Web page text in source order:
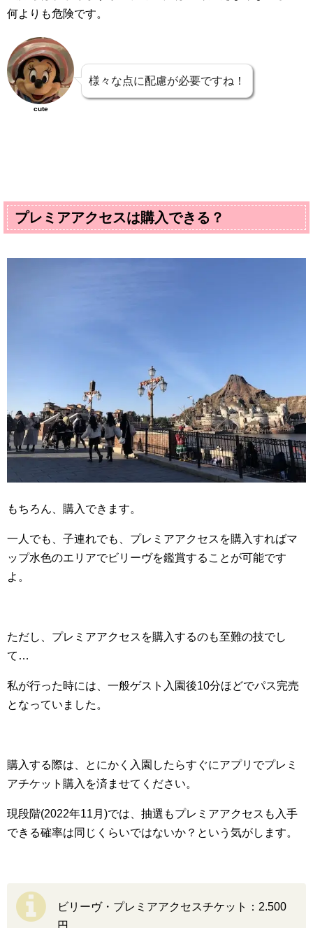
何よりも危険です。
cute
様々な点に配慮が必要ですね！
プレミアアクセスは購入できる？
もちろん、購入できます。
一人でも、子連れでも、プレミアアクセスを購入すればマ
ップ水色のエリアでビリーヴを鑑賞することが可能です
よ。
ただし、プレミアアクセスを購入するのも至難の技でし
て…
私が行った時には、一般ゲスト入園後10分ほどでパス完売
となっていました。
購入する際は、とにかく入園したらすぐにアプリでプレミ
アチケット購入を済ませてください。
現段階(2022年11月)では、抽選もプレミアアクセスも入手
できる確率は同じくらいではないか？という気がします。
ビリーヴ・プレミアアクセスチケット：2.500